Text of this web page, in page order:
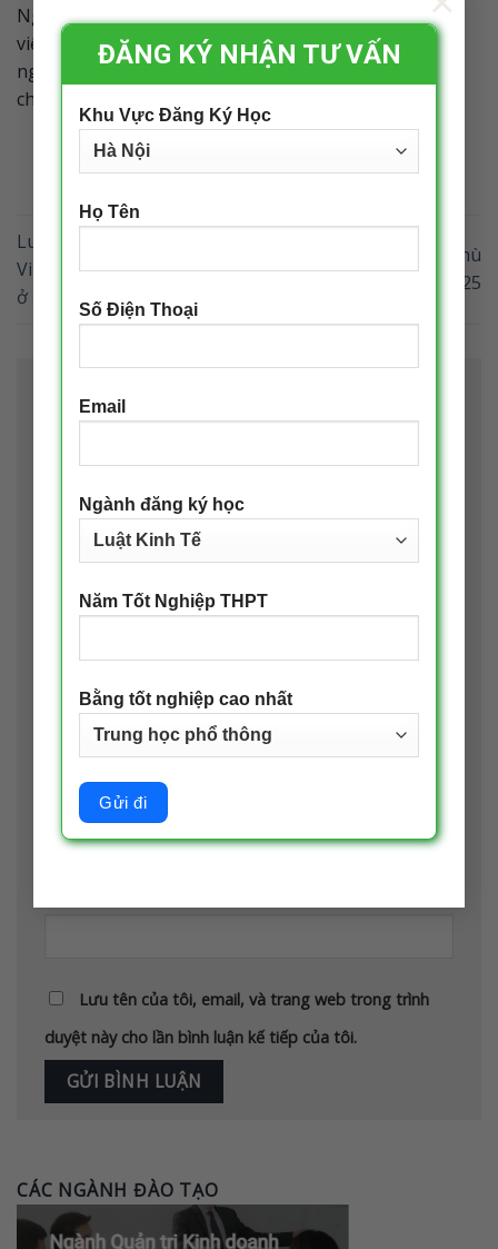
ĐĂNG KÝ NHẬN TƯ VẤN
Khu Vực Đăng Ký Học
Họ Tên
Số Điện Thoại
Email
Ngành đăng ký học
Năm Tốt Nghiệp THPT
Bằng tốt nghiệp cao nhất
Ngành Luật và Luật kinh tế đều mang lại nhiều cơ hội
việc làm hấp dẫn với mức lương cao. Tuy nhiên, mỗi
ngành có những đặc thù riêng, đòi hỏi bạn phải có tố
chất và kỹ năng phù hợp.
Luật Kinh Tế Có Dễ Xin
Việc? Nên Học Luật Kinh Tế
ở đâu vào năm 2025?
Lựa Chọn Ngành Học Phù
Hợp Với Bản Thân 2025
Các trường bắt buộc được đánh dấu*
Bình luận*
*
Email
Lưu tên của tôi, email, và trang web trong trình
duyệt này cho lần bình luận kế tiếp của tôi.
CÁC NGÀNH ĐÀO TẠO